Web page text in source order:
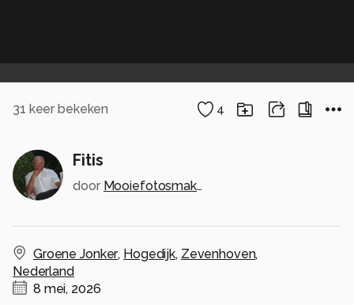
31 keer bekeken 4
Fitis
door Mooiefotosmaken123
Groene Jonker, Hogedijk, Zevenhoven,
Nederland
8 mei, 2026